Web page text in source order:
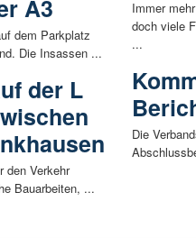
A3
dem Parkplatz
Die Insassen ...
der L
den Verkehr
Bauarbeiten, ...
Immer
doch viele
...
Die